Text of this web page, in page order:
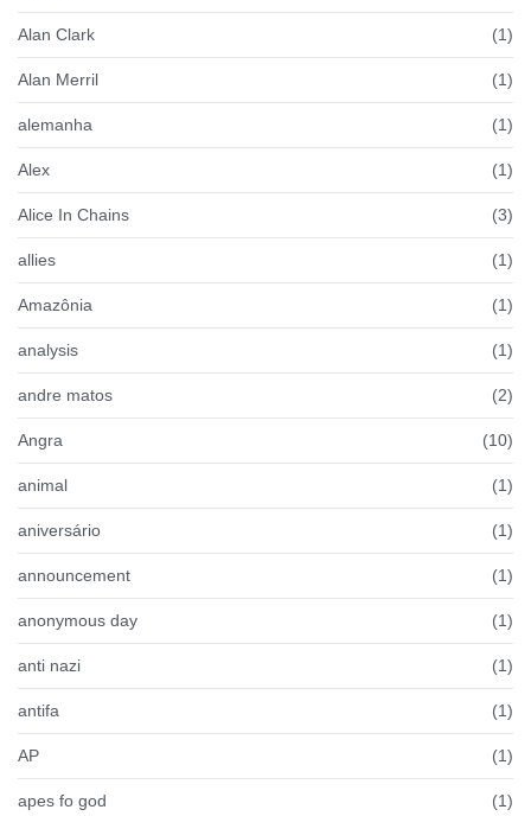
Alan Clark (1)
Alan Merril (1)
alemanha (1)
Alex (1)
Alice In Chains (3)
allies (1)
Amazônia (1)
analysis (1)
andre matos (2)
Angra (10)
animal (1)
aniversário (1)
announcement (1)
anonymous day (1)
anti nazi (1)
antifa (1)
AP (1)
apes fo god (1)